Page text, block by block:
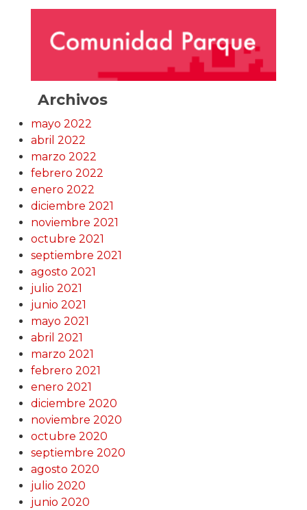
Archivos
mayo 2022
abril 2022
marzo 2022
febrero 2022
enero 2022
diciembre 2021
noviembre 2021
octubre 2021
septiembre 2021
agosto 2021
julio 2021
junio 2021
mayo 2021
abril 2021
marzo 2021
febrero 2021
enero 2021
diciembre 2020
noviembre 2020
octubre 2020
septiembre 2020
agosto 2020
julio 2020
junio 2020